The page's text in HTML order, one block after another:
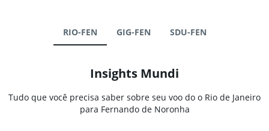
RIO-FEN GIG-FEN SDU-FEN
Insights Mundi
Tudo que você precisa saber sobre seu voo do o Rio de Janeiro
para Fernando de Noronha